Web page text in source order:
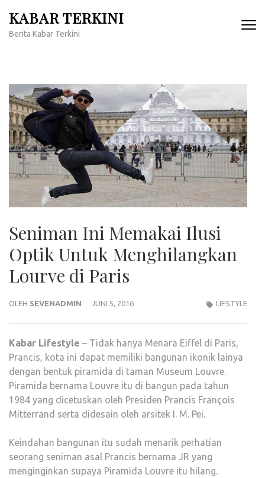
konten
KABAR TERKINI
Berita Kabar Terkini
Seniman Ini Memakai Ilusi
Optik Untuk Menghilangkan
Lourve di Paris
OLEH SEVENADMIN JUNI 5, 2016 LIFSTYLE
Kabar Lifestyle – Tidak hanya Menara Eiffel di Paris,
Prancis, kota ini dapat memiliki bangunan ikonik lainya
dengan bentuk piramida di taman Museum Louvre.
Piramida bernama Louvre itu di bangun pada tahun
1984 yang dicetuskan oleh Presiden Prancis François
Mitterrand serta didesain oleh arsitek I. M. Pei.
Keindahan bangunan itu sudah menarik perhatian
seorang seniman asal Prancis bernama JR yang
menginginkan supaya Piramida Louvre itu hilang.